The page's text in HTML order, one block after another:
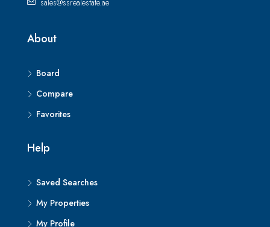
sales@ssrealestate.ae
About
Board
Compare
Favorites
Help
Saved Searches
My Properties
My Profile